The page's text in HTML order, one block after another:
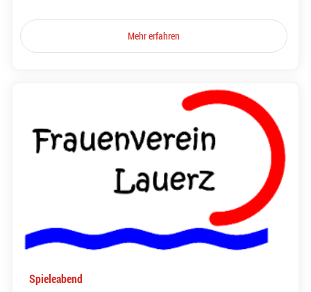
Mehr erfahren
Spieleabend